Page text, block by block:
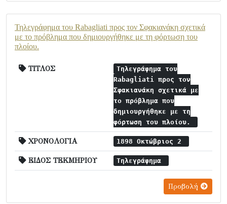
Τηλεγράφημα του Rabagliati προς τον Σφακιανάκη σχετικά
με το πρόβλημα που δημιουργήθηκε με τη φόρτωση του
πλοίου.
ΤΙΤΛΟΣ
Τηλεγράφημα του
Rabagliati προς τον
Σφακιανάκη σχετικά με
το πρόβλημα που
δημιουργήθηκε με τη
φόρτωση του πλοίου.
ΧΡΟΝΟΛΟΓΙΑ 1898 Οκτώβριος 2
ΕΙΔΟΣ ΤΕΚΜΗΡΙΟΥ Τηλεγράφημα
Προβολή